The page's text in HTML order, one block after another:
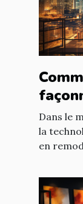
Dans le
la
en